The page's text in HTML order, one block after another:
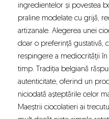
ingredientelor și povestea
praline modelate cu grijă,
artizanale. Alegerea unei
doar o preferință gustativă,
respingere a mediocrității
timp. Tradiția belgiană
autenticitate, oferind un
niciodată așteptările celor
Maeștrii ciocolatieri ai